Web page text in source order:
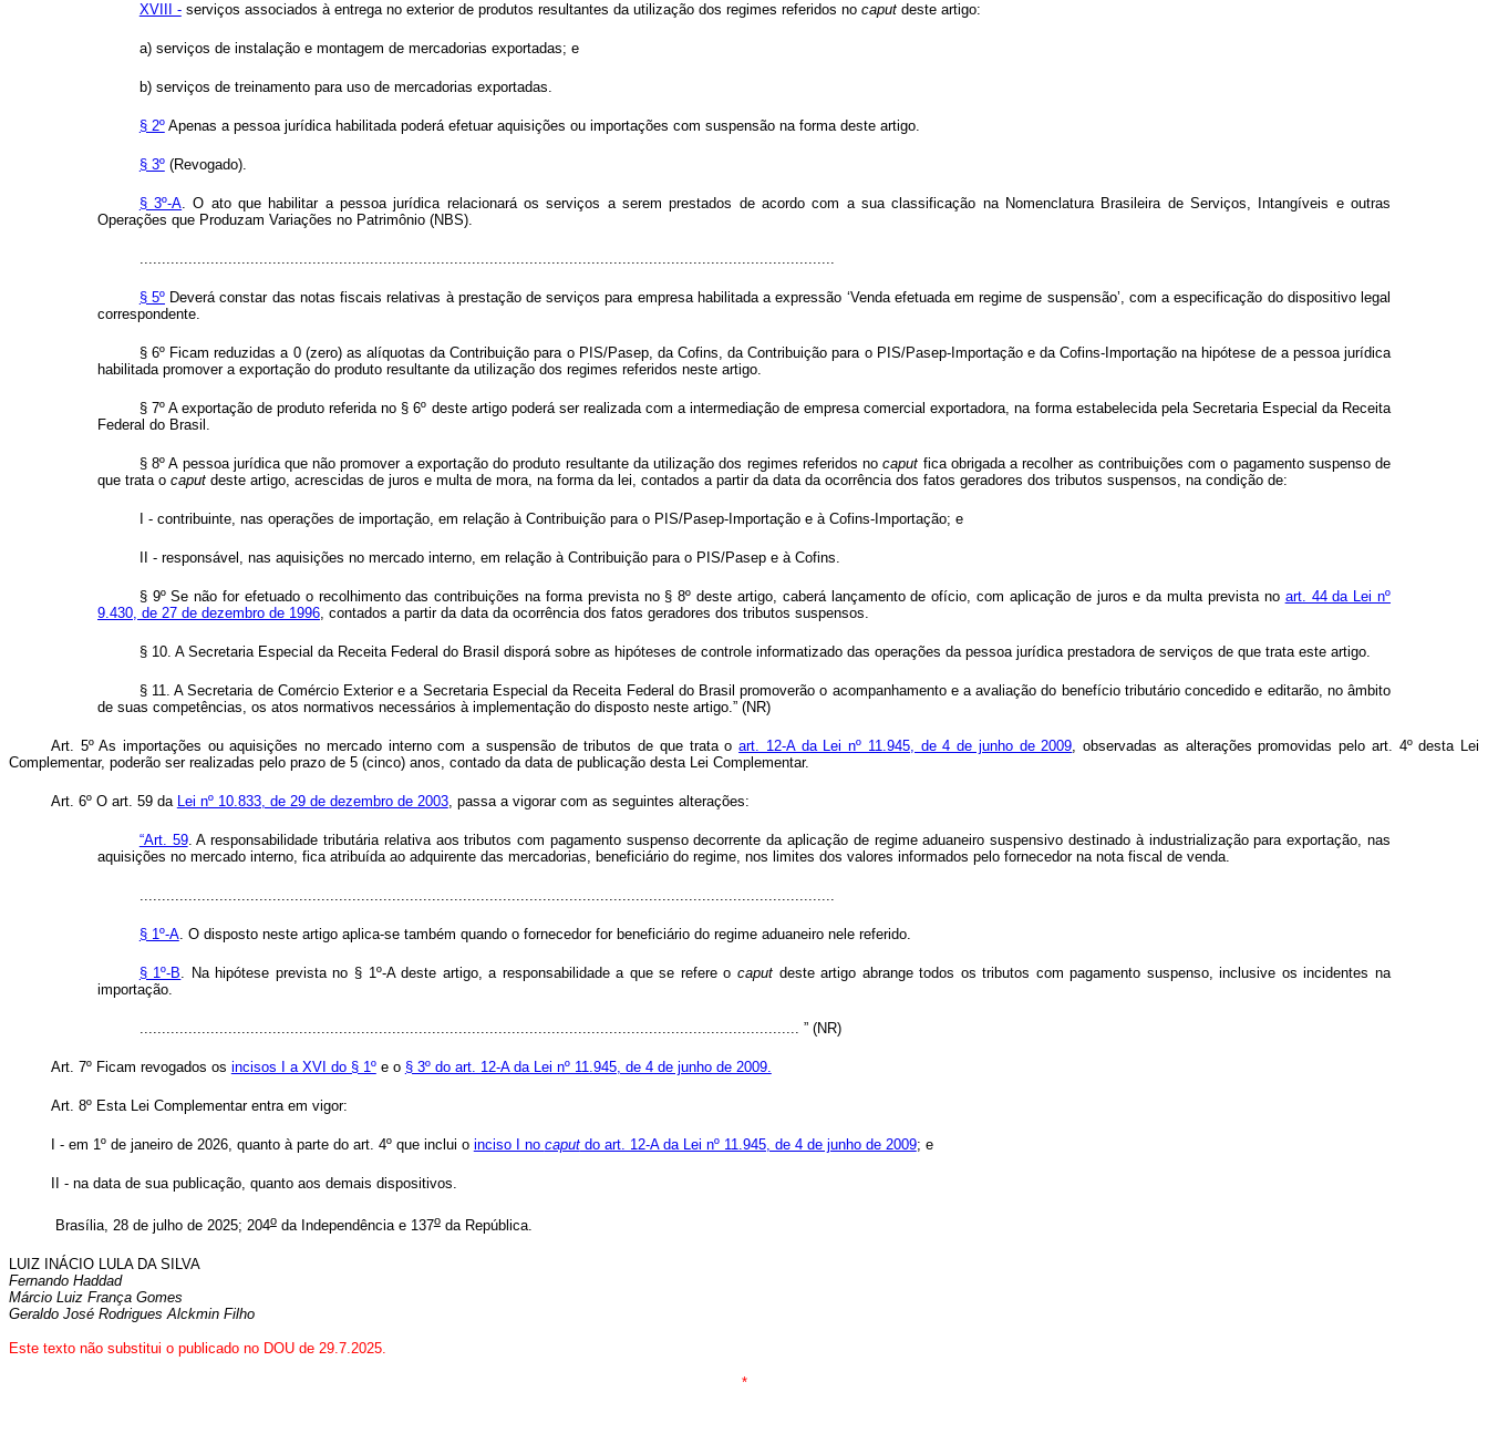
XVIII -serviços associados à entrega no exterior de produtos resultantes da utilização dos regimes referidos no caputdeste artigo:
a) serviços de instalação e montagem de mercadorias exportadas; e
b) serviços de treinamento para uso de mercadorias exportadas.
§ 2ºApenas a pessoa jurídica habilitada poderá efetuar aquisições ou importações com suspensão na forma deste artigo.
§ 3º(Revogado).
§ 3º-A. O ato que habilitar a pessoa jurídica relacionará os serviços a serem prestados de acordo com a sua classificação na Nomenclatura Brasileira de Serviços, Intangíveis e outras
Operações que Produzam Variações no Patrimônio (NBS).
.............................................................................................................................................................
§ 5º Deverá constar das notas fiscais relativas à prestação de serviços para empresa habilitada a expressão ‘Venda efetuada em regime de suspensão’, com a especificação do dispositivo legal
correspondente.
§ 6º Ficam reduzidas a 0 (zero) as alíquotas da Contribuição para o PIS/Pasep, da Cofins, da Contribuição para o PIS/Pasep-Importação e da Cofins-Importação na hipótese de a pessoa jurídica
habilitada promover a exportação do produto resultante da utilização dos regimes referidos neste artigo.
§ 7º A exportação de produto referida no § 6º deste artigo poderá ser realizada com a intermediação de empresa comercial exportadora, na forma estabelecida pela Secretaria Especial da Receita
Federal do Brasil.
§ 8º A pessoa jurídica que não promover a exportação do produto resultante da utilização dos regimes referidos nocaput fica obrigada a recolher as contribuições com o pagamento suspenso de
que trata o caput deste artigo, acrescidas de juros e multa de mora, na forma da lei, contados a partir da data da ocorrência dos fatos geradores dos tributos suspensos, na condição de:
I - contribuinte, nas operações de importação, em relação à Contribuição para o PIS/Pasep-Importação e à Cofins-Importação; e
II - responsável, nas aquisições no mercado interno, em relação à Contribuição para o PIS/Pasep e à Cofins.
§ 9º Se não for efetuado o recolhimento das contribuições na forma prevista no § 8º deste artigo, caberá lançamento de ofício, com aplicação de juros e da multa prevista no art. 44 da Lei nº
9.430, de 27 de dezembro de 1996, contados a partir da data da ocorrência dos fatos geradores dos tributos suspensos.
§ 10. A Secretaria Especial da Receita Federal do Brasil disporá sobre as hipóteses de controle informatizado das operações da pessoa jurídica prestadora de serviços de que trata este artigo.
§ 11. A Secretaria de Comércio Exterior e a Secretaria Especial da Receita Federal do Brasil promoverão o acompanhamento e a avaliação do benefício tributário concedido e editarão, no âmbito
de suas competências, os atos normativos necessários à implementação do disposto neste artigo.” (NR)
Art. 5º As importações ou aquisições no mercado interno com a suspensão de tributos de que trata oart. 12-A da Lei nº 11.945, de 4 de junho de 2009, observadas as alterações promovidas pelo art. 4º desta Lei
Complementar, poderão ser realizadas pelo prazo de 5 (cinco) anos, contado da data de publicação desta Lei Complementar.
Art. 6º O art. 59 da Lei nº 10.833, de 29 de dezembro de 2003, passa a vigorar com as seguintes alterações:
“Art. 59. A responsabilidade tributária relativa aos tributos com pagamento suspenso decorrente da aplicação de regime aduaneiro suspensivo destinado à industrialização para exportação, nas
aquisições no mercado interno, fica atribuída ao adquirente das mercadorias, beneficiário do regime, nos limites dos valores informados pelo fornecedor na nota fiscal de venda.
.............................................................................................................................................................
§ 1º-A. O disposto neste artigo aplica-se também quando o fornecedor for beneficiário do regime aduaneiro nele referido.
§ 1º-B. Na hipótese prevista no § 1º-A deste artigo, a responsabilidade a que se refere o caputdeste artigo abrange todos os tributos com pagamento suspenso, inclusive os incidentes na
importação.
..................................................................................................................................................... ” (NR)
Art. 7º Ficam revogados os incisos I a XVI do § 1ºe o § 3º do art. 12-A da Lei nº 11.945, de 4 de junho de 2009.
Art. 8º Esta Lei Complementar entra em vigor:
I - em 1º de janeiro de 2026, quanto à parte do art. 4º que inclui o inciso I no caputdo art. 12-A da Lei nº 11.945, de 4 de junho de 2009; e
II - na data de sua publicação, quanto aos demais dispositivos.
Brasília, 28 de julho de 2025; 204oda Independência e 137oda República.
LUIZ INÁCIO LULA DA SILVA
Fernando Haddad
Márcio Luiz França Gomes
Geraldo José Rodrigues Alckmin Filho
Este texto não substitui o publicado no DOU de 29.7.2025.
*